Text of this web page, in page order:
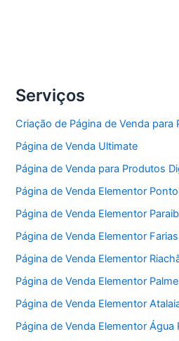
Serviços
Criação de Página de Venda para
Página de Venda Ultimate
Página de Venda para Produtos
Página de Venda Elementor
Página de Venda Elementor
Página de Venda Elementor
Página de Venda Elementor
Página de Venda Elementor
Página de Venda Elementor
Página de Venda Elementor Água